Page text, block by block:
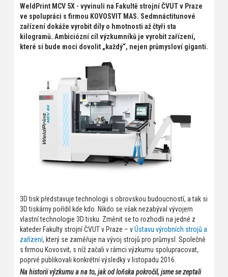
WeldPrint MCV 5X - vyvinuli na Fakultě strojní ČVUT v Praze
ve spolupráci s firmou KOVOSVIT MAS. Sedmnáctitunové
zařízení dokáže vyrobit díly o hmotnosti až čtyři sta
kilogramů. Ambiciózní cíl výzkumníků je vyrobit zařízení,
které si bude moci dovolit „každý“, nejen průmysloví giganti.
3D tisk představuje technologii s obrovskou budoucností, a tak si
3D tiskárny pořídil kde kdo. Nikdo se však nezabýval vývojem
vlastní technologie 3D tisku. Změnit se to rozhodli na jedné z
kateder Fakulty strojní ČVUT v Praze – vÚstavu výrobních strojů a
zařízení, který se zaměřuje na vývoj strojů pro průmysl. Společně
s firmou Kovosvit, s níž začali v rámci výzkumu spolupracovat,
poprvé publikovali konkrétní výsledky v listopadu 2016.
Na historii výzkumu a na to, jak od loňska pokročil, jsme se zeptali